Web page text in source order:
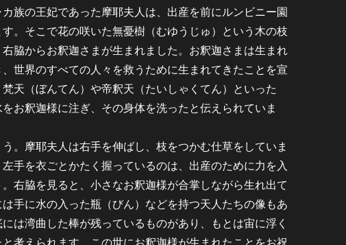
族の王妃であった摩耶夫人は、出産を前にルンビニー園
。そこで花の咲いた無憂樹（むゆうじゅ）という木の枝
脇からお釈迦さまが生まれました。お釈迦さまは生まれ
世界のすべての人々を救うために生まれてきたことを宣
天（ぼんてん）や帝釈天（たいしゃくてん）といった
お釈迦様に注ぎ、その身体を洗ったと伝えられていま
。摩耶夫人は右手を伸ばし、枝をつかむ仕草をしていま
手を衣ごとかたく握っているのは、出産のために力を入
右脇を見ると、小さなお釈迦様が合掌しながら生れ出て
手に水の入った瓶（びん）などを持つ天人たちの像もあ
は湾曲した棒が残っているものがあり、もとは宙に浮く